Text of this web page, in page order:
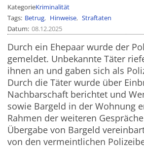
KategorieKriminalität
Tags Betrug Hinweise
Straftaten
Datum 08.12.2025
Durch ein Ehepaar wurde der
gemeldet. Unbekannte Täter
ihnen an und gaben sich als
Durch die Täter wurde über
Nachbarschaft berichtet und
sowie Bargeld in der Wohnung
Rahmen der weiteren
Übergabe von Bargeld
von den vermeintlichen